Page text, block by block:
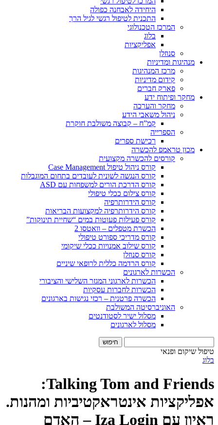
היחידה לאבחנה כפולה
התכנית לטיפול רגשי לגיל הרך
המרכז הטכנולוגי
בלוג
אפליקציות
סנוזלן
מנהיגות ומדיניות
מרכז המנהיגות
קידום מדיניות
פארק חברים
מחקר ופיתוח ידע
מחקר והערכה
ניהול משאבי הידע
קמ”ח – קבוצה משולבת חוקרת
הספרייה
רכישת ספרים
מכון טראמפ להכשרה
קורסים להכשרה מקצועית
קורס ניהול טיפול Case Management
קורס הנגשה לשונית לעובדים בתחום המוגבלות
קורס הדרכת הורים למשפחות עם ASD
קורס צילום ככלי טיפולי
קורס הידרותרפיה
קורס הידרותרפיה למקצועות הבריאות
קורס פעילות פעוטות במים “שחיית תינוקות”
הכשרת מטפלים – וואטסו 2
קורס מדריכי ספורט טיפולי
קורס שילוב אמנויות ככלי שיקומי
קורס סנוזלן
קורס הרדמה כללית לרופאי שיניים
הכשרות לארגונים
הכשרות לארגוני המגזר השלישי והציבורי
הכשרות לחברות עסקיות
הכשרה פרטנית – רכזי נגישות בארגונים
האוניברסיטה המשולבת
מסלול ישיר לסטודנטים
מסלול לארגונים
טיפול שיקום ופנאי
בלוג
Talking Tom and Friends:
אפליקציות אינטראקטיביות ומהנות.
ראיון עם Iza Login – האדם